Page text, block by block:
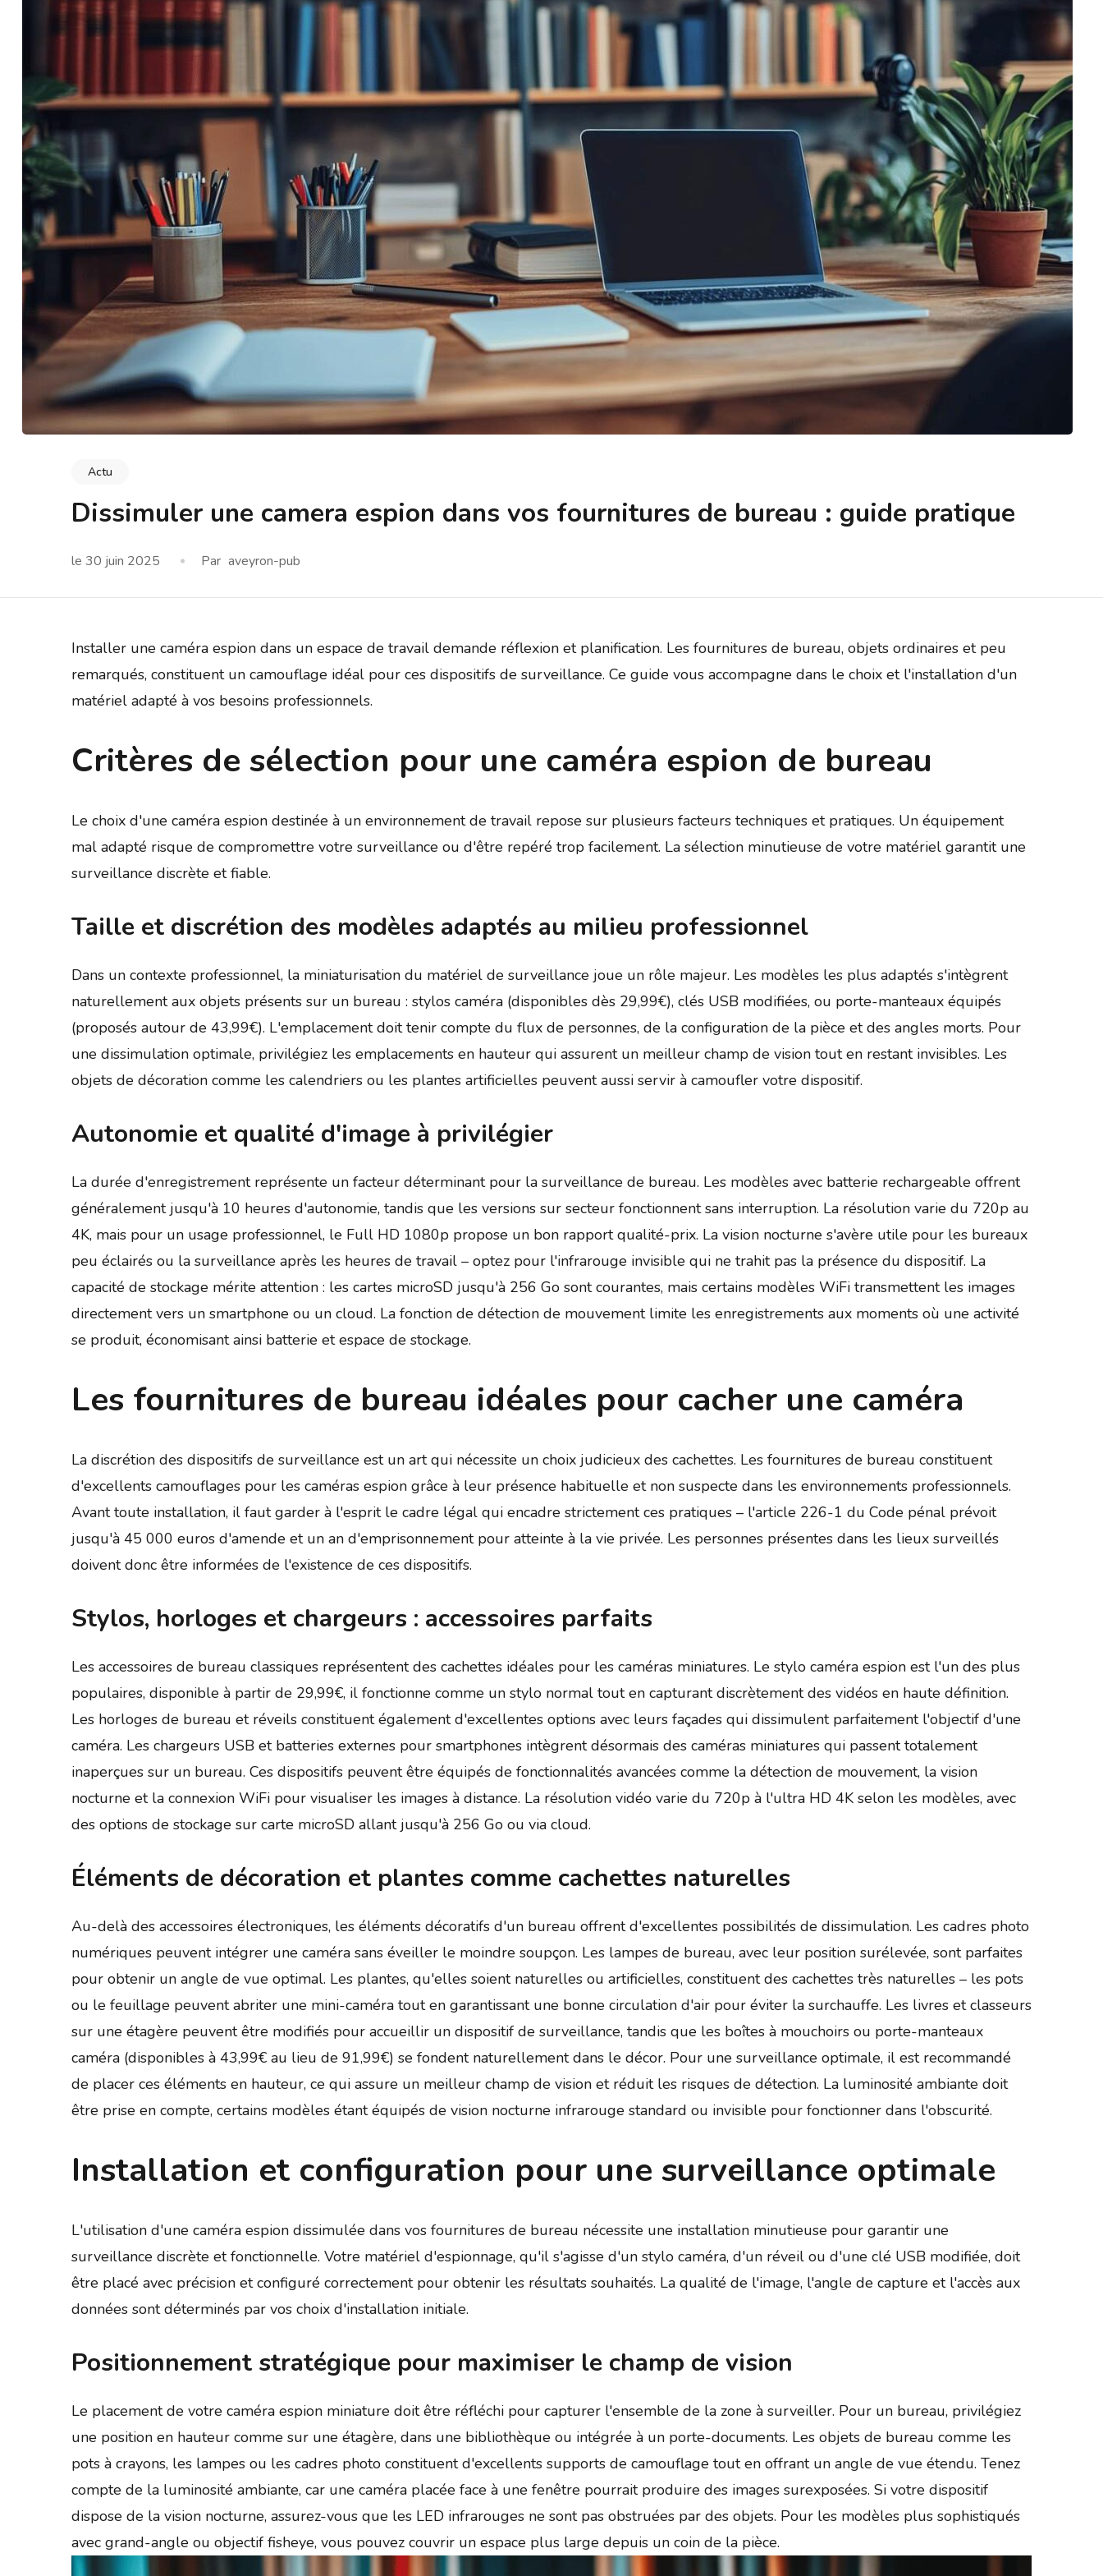
Actu
Dissimuler une camera espion dans vos fournitures de bureau : guide pratique
le 30 juin 2025 Par aveyron-pub
Installer une caméra espion dans un espace de travail demande réflexion et planification. Les fournitures de bureau, objets ordinaires et peu
remarqués, constituent un camouflage idéal pour ces dispositifs de surveillance. Ce guide vous accompagne dans le choix et l'installation d'un
matériel adapté à vos besoins professionnels.
Critères de sélection pour une caméra espion de bureau
Le choix d'une caméra espion destinée à un environnement de travail repose sur plusieurs facteurs techniques et pratiques. Un équipement
mal adapté risque de compromettre votre surveillance ou d'être repéré trop facilement. La sélection minutieuse de votre matériel garantit une
surveillance discrète et fiable.
Taille et discrétion des modèles adaptés au milieu professionnel
Dans un contexte professionnel, la miniaturisation du matériel de surveillance joue un rôle majeur. Les modèles les plus adaptés s'intègrent
naturellement aux objets présents sur un bureau : stylos caméra (disponibles dès 29,99€), clés USB modifiées, ou porte-manteaux équipés
(proposés autour de 43,99€). L'emplacement doit tenir compte du flux de personnes, de la configuration de la pièce et des angles morts. Pour
une dissimulation optimale, privilégiez les emplacements en hauteur qui assurent un meilleur champ de vision tout en restant invisibles. Les
objets de décoration comme les calendriers ou les plantes artificielles peuvent aussi servir à camoufler votre dispositif.
Autonomie et qualité d'image à privilégier
La durée d'enregistrement représente un facteur déterminant pour la surveillance de bureau. Les modèles avec batterie rechargeable offrent
généralement jusqu'à 10 heures d'autonomie, tandis que les versions sur secteur fonctionnent sans interruption. La résolution varie du 720p au
4K, mais pour un usage professionnel, le Full HD 1080p propose un bon rapport qualité-prix. La vision nocturne s'avère utile pour les bureaux
peu éclairés ou la surveillance après les heures de travail – optez pour l'infrarouge invisible qui ne trahit pas la présence du dispositif. La
capacité de stockage mérite attention : les cartes microSD jusqu'à 256 Go sont courantes, mais certains modèles WiFi transmettent les images
directement vers un smartphone ou un cloud. La fonction de détection de mouvement limite les enregistrements aux moments où une activité
se produit, économisant ainsi batterie et espace de stockage.
Les fournitures de bureau idéales pour cacher une caméra
La discrétion des dispositifs de surveillance est un art qui nécessite un choix judicieux des cachettes. Les fournitures de bureau constituent
d'excellents camouflages pour les caméras espion grâce à leur présence habituelle et non suspecte dans les environnements professionnels.
Avant toute installation, il faut garder à l'esprit le cadre légal qui encadre strictement ces pratiques – l'article 226-1 du Code pénal prévoit
jusqu'à 45 000 euros d'amende et un an d'emprisonnement pour atteinte à la vie privée. Les personnes présentes dans les lieux surveillés
doivent donc être informées de l'existence de ces dispositifs.
Stylos, horloges et chargeurs : accessoires parfaits
Les accessoires de bureau classiques représentent des cachettes idéales pour les caméras miniatures. Le stylo caméra espion est l'un des plus
populaires, disponible à partir de 29,99€, il fonctionne comme un stylo normal tout en capturant discrètement des vidéos en haute définition.
Les horloges de bureau et réveils constituent également d'excellentes options avec leurs façades qui dissimulent parfaitement l'objectif d'une
caméra. Les chargeurs USB et batteries externes pour smartphones intègrent désormais des caméras miniatures qui passent totalement
inaperçues sur un bureau. Ces dispositifs peuvent être équipés de fonctionnalités avancées comme la détection de mouvement, la vision
nocturne et la connexion WiFi pour visualiser les images à distance. La résolution vidéo varie du 720p à l'ultra HD 4K selon les modèles, avec
des options de stockage sur carte microSD allant jusqu'à 256 Go ou via cloud.
Éléments de décoration et plantes comme cachettes naturelles
Au-delà des accessoires électroniques, les éléments décoratifs d'un bureau offrent d'excellentes possibilités de dissimulation. Les cadres photo
numériques peuvent intégrer une caméra sans éveiller le moindre soupçon. Les lampes de bureau, avec leur position surélevée, sont parfaites
pour obtenir un angle de vue optimal. Les plantes, qu'elles soient naturelles ou artificielles, constituent des cachettes très naturelles – les pots
ou le feuillage peuvent abriter une mini-caméra tout en garantissant une bonne circulation d'air pour éviter la surchauffe. Les livres et classeurs
sur une étagère peuvent être modifiés pour accueillir un dispositif de surveillance, tandis que les boîtes à mouchoirs ou porte-manteaux
caméra (disponibles à 43,99€ au lieu de 91,99€) se fondent naturellement dans le décor. Pour une surveillance optimale, il est recommandé
de placer ces éléments en hauteur, ce qui assure un meilleur champ de vision et réduit les risques de détection. La luminosité ambiante doit
être prise en compte, certains modèles étant équipés de vision nocturne infrarouge standard ou invisible pour fonctionner dans l'obscurité.
Installation et configuration pour une surveillance optimale
L'utilisation d'une caméra espion dissimulée dans vos fournitures de bureau nécessite une installation minutieuse pour garantir une
surveillance discrète et fonctionnelle. Votre matériel d'espionnage, qu'il s'agisse d'un stylo caméra, d'un réveil ou d'une clé USB modifiée, doit
être placé avec précision et configuré correctement pour obtenir les résultats souhaités. La qualité de l'image, l'angle de capture et l'accès aux
données sont déterminés par vos choix d'installation initiale.
Positionnement stratégique pour maximiser le champ de vision
Le placement de votre caméra espion miniature doit être réfléchi pour capturer l'ensemble de la zone à surveiller. Pour un bureau, privilégiez
une position en hauteur comme sur une étagère, dans une bibliothèque ou intégrée à un porte-documents. Les objets de bureau comme les
pots à crayons, les lampes ou les cadres photo constituent d'excellents supports de camouflage tout en offrant un angle de vue étendu. Tenez
compte de la luminosité ambiante, car une caméra placée face à une fenêtre pourrait produire des images surexposées. Si votre dispositif
dispose de la vision nocturne, assurez-vous que les LED infrarouges ne sont pas obstruées par des objets. Pour les modèles plus sophistiqués
avec grand-angle ou objectif fisheye, vous pouvez couvrir un espace plus large depuis un coin de la pièce.